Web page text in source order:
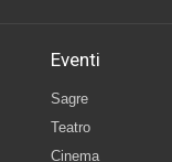
Eventi
Sagre
Teatro
Cinema